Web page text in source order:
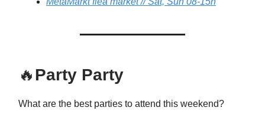
🔥Party Party
What are the best parties to attend this weekend?